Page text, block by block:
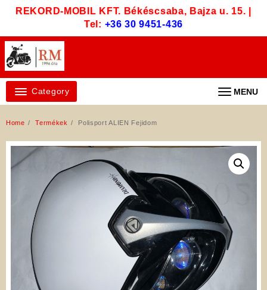
REKORD-MOBIL KFT. Békéscsaba, Bajza u. 15. |
Tel: +36 30 9451-436
Category MENU
Home Termékek Polisport ALIEN Fejidom